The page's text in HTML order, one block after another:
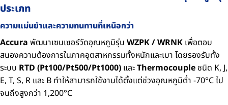
ประเภท
ความแม่นยำและความทนทานที่เหนือกว่า
Accura พัฒนาเซนเซอร์วัดอุณหภูมิรุ่น WZPK / WRNK เพื่อตอบ
สนองความต้องการในภาคอุตสาหกรรมทั้งหนักและเบา โดยรองรับทั้ง
ระบบ RTD (Pt100/Pt500/Pt1000) และThermocouple ชนิด K, J,
E, T, S, R และ B ทำให้สามารถใช้งานได้ตั้งแต่ช่วงอุณหภูมิต่ำ -70°C ไป
จนถึงสูงกว่า 1,200°C